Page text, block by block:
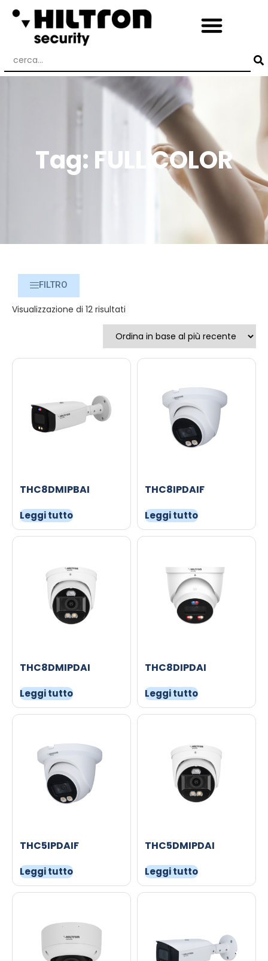
Tag: FULL COLOR
FILTRO
Visualizzazione di 12 risultati
THC8DMIPBAI
Leggi tutto
THC8IPDAIF
Leggi tutto
THC8DMIPDAI
Leggi tutto
THC8DIPDAI
Leggi tutto
THC5IPDAIF
Leggi tutto
THC5DMIPDAI
Leggi tutto